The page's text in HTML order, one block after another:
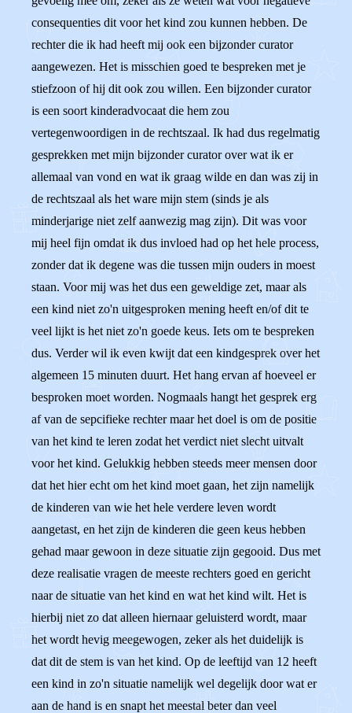
consequenties dit voor het kind zou kunnen hebben. De
rechter die ik had heeft mij ook een bijzonder curator
aangewezen. Het is misschien goed te bespreken met je
stiefzoon of hij dit ook zou willen. Een bijzonder curator
is een soort kinderadvocaat die hem zou
vertegenwoordigen in de rechtszaal. Ik had dus regelmatig
gesprekken met mijn bijzonder curator over wat ik er
allemaal van vond en wat ik graag wilde en dan was zij in
de rechtszaal als het ware mijn stem (sinds je als
minderjarige niet zelf aanwezig mag zijn). Dit was voor
mij heel fijn omdat ik dus invloed had op het hele process,
zonder dat ik degene was die tussen mijn ouders in moest
staan. Voor mij was het dus een geweldige zet, maar als
een kind niet zo'n uitgesproken mening heeft en/of dit te
veel lijkt is het niet zo'n goede keus. Iets om te bespreken
dus. Verder wil ik even kwijt dat een kindgesprek over het
algemeen 15 minuten duurt. Het hang ervan af hoeveel er
besproken moet worden. Nogmaals hangt het gesprek erg
af van de sepcifieke rechter maar het doel is om de positie
van het kind te leren zodat het verdict niet slecht uitvalt
voor het kind. Gelukkig hebben steeds meer mensen door
dat het hier echt om het kind moet gaan, het zijn namelijk
de kinderen van wie het hele verdere leven wordt
aangetast, en het zijn de kinderen die geen keus hebben
gehad maar gewoon in deze situatie zijn gegooid. Dus met
deze realisatie vragen de meeste rechters goed en gericht
naar de situatie van het kind en wat het kind wilt. Het is
hierbij niet zo dat alleen hiernaar geluisterd wordt, maar
het wordt hevig meegewogen, zeker als het duidelijk is
dat dit de stem is van het kind. Op de leeftijd van 12 heeft
een kind in zo'n situatie namelijk wel degelijk door wat er
aan de hand is en snapt het meestal beter dan veel